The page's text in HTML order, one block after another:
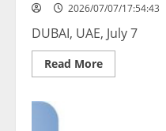
2026/07/07/17:54:43
DUBAI, UAE, July 7
Read MoreRead
more